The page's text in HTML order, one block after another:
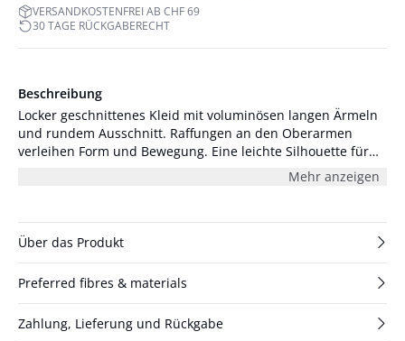
VERSANDKOSTENFREI AB CHF 69
30 TAGE RÜCKGABERECHT
Beschreibung
Locker geschnittenes Kleid mit voluminösen langen Ärmeln
und rundem Ausschnitt. Raffungen an den Oberarmen
verleihen Form und Bewegung. Eine leichte Silhouette für
Mehr anzeigen
Über das Produkt
Preferred fibres & materials
Zahlung, Lieferung und Rückgabe